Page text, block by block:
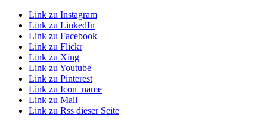
Link zu Instagram
Link zu LinkedIn
Link zu Facebook
Link zu Flickr
Link zu Xing
Link zu Youtube
Link zu Pinterest
Link zu Icon_name
Link zu Mail
Link zu Rss dieser Seite